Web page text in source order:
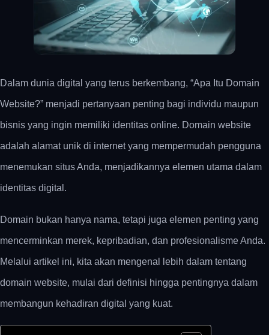
Dalam dunia digital yang terus berkembang, “Apa Itu Domain
Website​?” menjadi pertanyaan penting bagi individu maupun
bisnis yang ingin memiliki identitas online. Domain website
adalah alamat unik di internet yang mempermudah pengguna
menemukan situs Anda, menjadikannya elemen utama dalam
identitas digital.
Domain bukan hanya nama, tetapi juga elemen penting yang
mencerminkan merek, kepribadian, dan profesionalisme Anda.
Melalui artikel ini, kita akan mengenal lebih dalam tentang
domain website, mulai dari definisi hingga pentingnya dalam
membangun kehadiran digital yang kuat.